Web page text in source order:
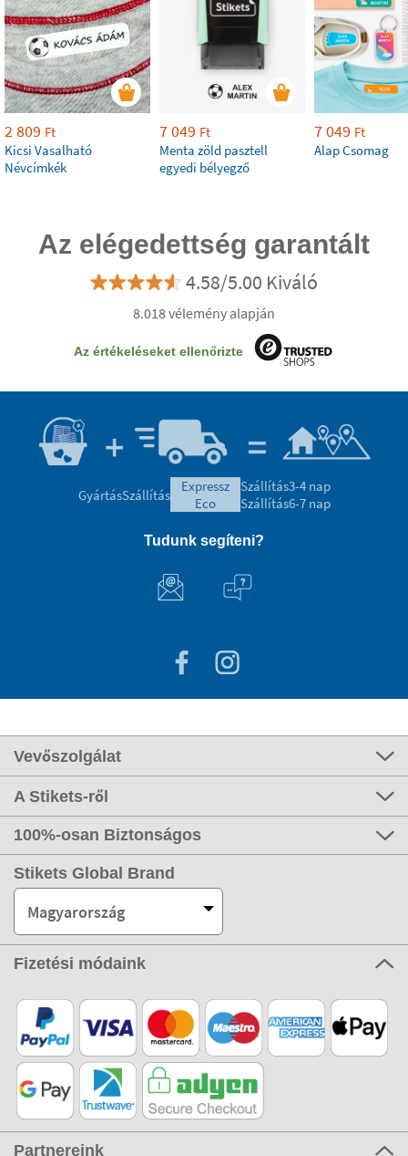
2 809 Ft
Kicsi Vasalható
Névcímkék
7 049 Ft
Menta zöld pasztell
egyedi bélyegző
7 049 Ft
Alap Csomag
Az elégedettség garantált
4.58/5.00 Kiváló
8.018 vélemény alapján
Az értékeléseket ellenőrizte
GyártásSzállítás
expressz
eco
Szállítás3-4 nap
Szállítás6-7 nap
Tudunk segíteni?
Vevőszolgálat
A Stikets-ről
100%-osan Biztonságos
Stikets Global Brand
Magyarország
Fizetési módaink
Partnereink